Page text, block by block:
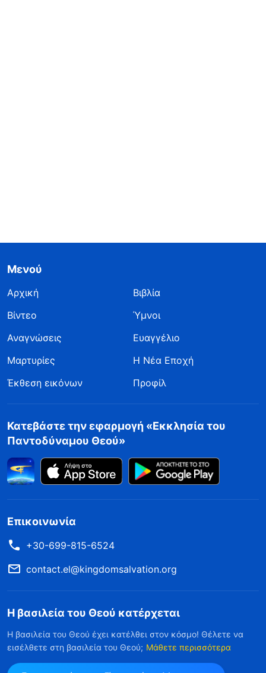
Μενού
Αρχική
Βιβλία
Βίντεο
Ύμνοι
Αναγνώσεις
Ευαγγέλιο
Μαρτυρίες
Η Νέα Εποχή
Έκθεση εικόνων
Προφίλ
Κατεβάστε την εφαρμογή «Εκκλησία του
Παντοδύναμου Θεού»
Επικοινωνία
+30-699-815-6524
contact.el@kingdomsalvation.org
Η βασιλεία του Θεού κατέρχεται
Η βασιλεία του Θεού έχει κατέλθει στον κόσμο! Θέλετε να
εισέλθετε στη βασιλεία του Θεού; Μάθετε περισσότερα